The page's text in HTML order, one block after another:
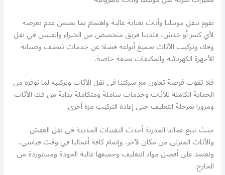
نقوم بنقل موبيليا وأثاث بعناية عالية واهتمام بما يضمن عدم تعرضه
لأي كسر أو خدش، فلدينا فريق متخصص من الخبراء والفنيين في نقل
وفك وتركيب الأثاث بجميع أنواعه فضلا عن خدمات تنظيف وصيانة
الأجهزة الكهربائية والمكيفات بصفة خاصة.
فلا تفوت فرصة تعاون مع شركتنا في نقل الأثاث وتركيبه لما نوفره من
الحماية الكاملة للأثاث وخدمات شاملة ومتكاملة بداية من فك الأثاث
ومرورا بمرحلة التغليف حتى إعادة التركيب مرة أخرى.
حيث تتبع عمالنا المدربة أحدث التقنيات الحديثة في نقل العفش
والأثاث المنزلي من مكان لآخر، وإتمام كافة أعمالنا في وقت قياسي،
ونعتمد على أفضل مواد التغليف وجميعها عالية الجودة ومستوردة من
الخارج.